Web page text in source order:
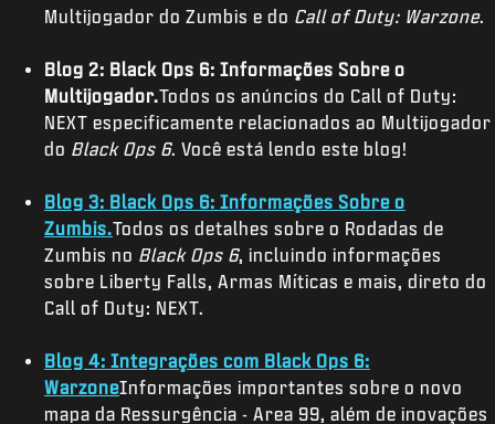
Multijogador do Zumbis e do Call of Duty: Warzone.
Blog 2: Black Ops 6: Informações Sobre o
Multijogador.Todos os anúncios do Call of Duty:
NEXT especificamente relacionados ao Multijogador
do Black Ops 6. Você está lendo este blog!
Blog 3: Black Ops 6: Informações Sobre o
Zumbis.Todos os detalhes sobre o Rodadas de
Zumbis no Black Ops 6, incluindo informações
sobre Liberty Falls, Armas Míticas e mais, direto do
Call of Duty: NEXT.
Blog 4: Integrações com Black Ops 6:
WarzoneInformações importantes sobre o novo
mapa da Ressurgência - Area 99, além de inovações